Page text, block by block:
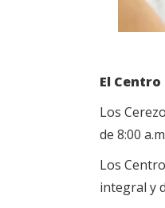
El Centro
Los
de 8:00
Los
integral y